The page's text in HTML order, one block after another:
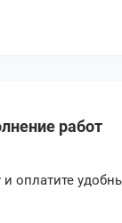
работ
и оплатите